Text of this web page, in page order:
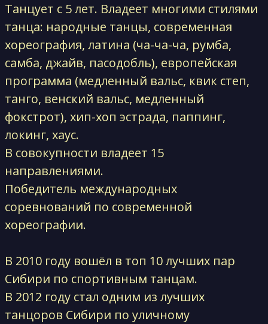
Танцует с 5 лет. Владеет многими стилями
танца: народные танцы, современная
хореография, латина (ча-ча-ча, румба,
самба, джайв, пасодобль), европейская
программа (медленный вальс, квик степ,
танго, венский вальс, медленный
фокстрот), хип-хоп эстрада, паппинг,
локинг, хаус.
В совокупности владеет 15
направлениями.
Победитель международных
соревнований по современной
хореографии.
В 2010 году вошёл в топ 10 лучших пар
Сибири по спортивным танцам.
В 2012 году стал одним из лучших
танцоров Сибири по уличному